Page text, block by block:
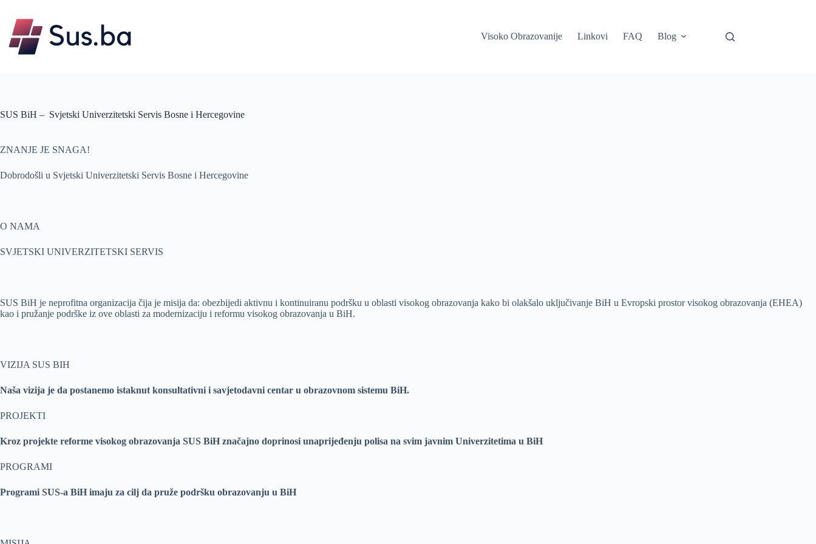
content
Visoko Obrazovanije
Linkovi FAQ Blog
SUS BiH – Svjetski Univerzitetski Servis Bosne i Hercegovine
ZNANJE JE SNAGA!
Dobrodošli u Svjetski Univerzitetski Servis Bosne i Hercegovine
O NAMA
SVJETSKI UNIVERZITETSKI SERVIS
SUS BiH je neprofitna organizacija čija je misija da: obezbijedi aktivnu i kontinuiranu podršku u oblasti visokog obrazovanja kako bi olakšalo uključivanje BiH u Evropski prostor visokog obrazovanja (EHEA)
kao i pružanje podrške iz ove oblasti za modernizaciju i reformu visokog obrazovanja u BiH.
VIZIJA SUS BIH
Naša vizija je da postanemo istaknut konsultativni i savjetodavni centar u obrazovnom sistemu BiH.
PROJEKTI
Kroz projekte reforme visokog obrazovanja SUS BiH značajno doprinosi unaprijeđenju polisa na svim javnim Univerzitetima u BiH
PROGRAMI
Programi SUS-a BiH imaju za cilj da pruže podršku obrazovanju u BiH